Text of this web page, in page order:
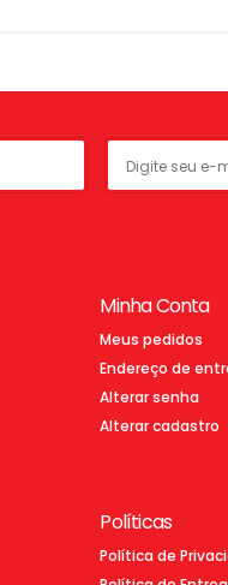
Minha Conta
Meus pedidos
Endereço de
Alterar senha
Alterar cadastro
Políticas
Política de